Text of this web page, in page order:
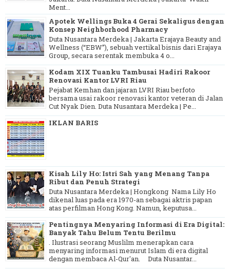
Ment...
Apotek Wellings Buka 4 Gerai Sekaligus dengan
Konsep Neighborhood Pharmacy
Duta Nusantara Merdeka | Jakarta Erajaya Beauty and
Wellness (“EBW”), sebuah vertikal bisnis dari Erajaya
Group, secara serentak membuka 4 o...
Kodam XIX Tuanku Tambusai Hadiri Rakoor
Renovasi Kantor LVRI Riau
Pejabat Kemhan dan jajaran LVRI Riau berfoto
bersama usai rakoor renovasi kantor veteran di Jalan
Cut Nyak Dien. Duta Nusantara Merdeka | Pe...
IKLAN BARIS
Kisah Lily Ho: Istri Sah yang Menang Tanpa
Ribut dan Penuh Strategi
Duta Nusantara Merdeka | Hongkong Nama Lily Ho
dikenal luas pada era 1970-an sebagai aktris papan
atas perfilman Hong Kong. Namun, keputusa...
Pentingnya Menyaring Informasi di Era Digital:
Banyak Tahu Belum Tentu Berilmu
. Ilustrasi seorang Muslilm menerapkan cara
menyaring informasi menurut Islam di era digital
dengan membaca Al-Qur'an. Duta Nusantar...